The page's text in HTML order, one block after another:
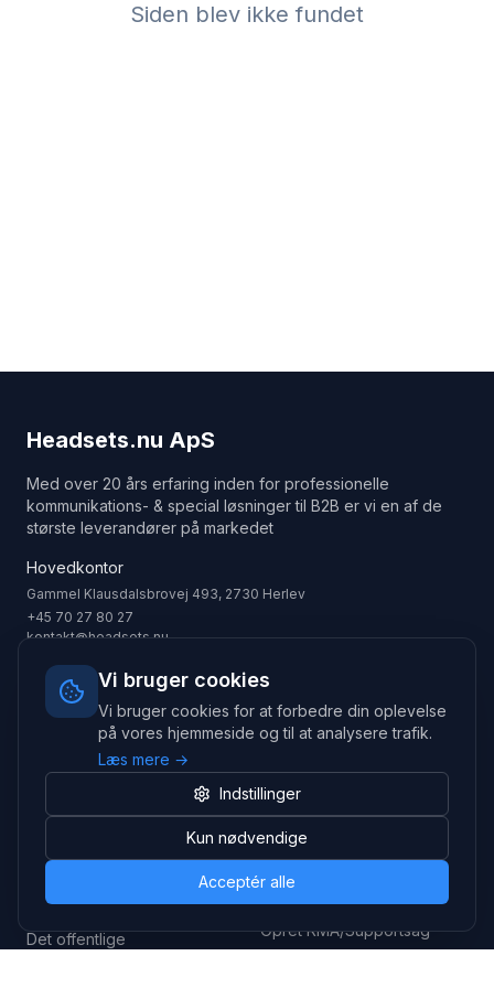
Vi bruger cookies
Vi bruger cookies for at forbedre din oplevelse
på vores hjemmeside og til at analysere trafik.
Læs mere →
Indstillinger
Kun nødvendige
Acceptér alle
Siden blev ikke fundet
Headsets.nu ApS
Med over 20 års erfaring inden for professionelle
kommunikations- & special løsninger til B2B er vi en af de
største leverandører på markedet
Hovedkontor
Gammel Klausdalsbrovej 493, 2730 Herlev
+45 70 27 80 27
kontakt@headsets.nu
Salgsafdeling
Strevelinsvej 20, 7000 Fredericia
+45 70 27 80 27
salg@headsets.nu
CVR: 39774984
Bæredygtighed & refurb
Logistik & driftssikkerhed
Det offentlige
Support
>> Gå til legacy webshop
Opret RMA/Supportsag